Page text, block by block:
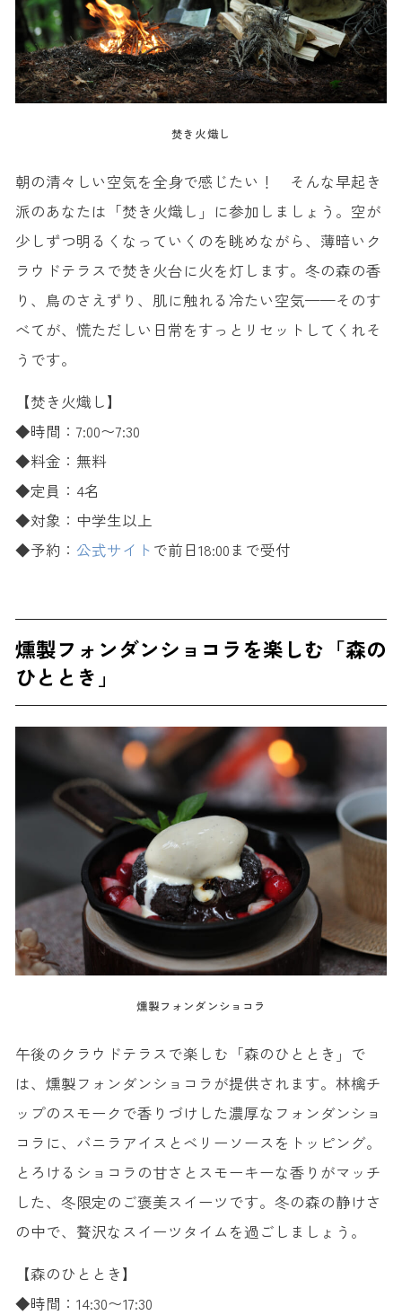
焚き火熾し
朝の清々しい空気を全身で感じたい！ そんな早起き
派のあなたは「焚き火熾し」に参加しましょう。空が
少しずつ明るくなっていくのを眺めながら、薄暗いク
ラウドテラスで焚き火台に火を灯します。冬の森の香
り、鳥のさえずり、肌に触れる冷たい空気——そのす
べてが、慌ただしい日常をすっとリセットしてくれそ
うです。
【焚き火熾し】
◆時間：7:00〜7:30
◆料金：無料
◆定員：4名
◆対象：中学生以上
◆予約： 公式サイト で前日18:00まで受付
燻製フォンダンショコラを楽しむ「森の
ひととき」
燻製フォンダンショコラ
午後のクラウドテラスで楽しむ「森のひととき」で
は、燻製フォンダンショコラが提供されます。林檎チ
ップのスモークで香りづけした濃厚なフォンダンショ
コラに、バニラアイスとベリーソースをトッピング。
とろけるショコラの甘さとスモーキーな香りがマッチ
した、冬限定のご褒美スイーツです。冬の森の静けさ
の中で、贅沢なスイーツタイムを過ごしましょう。
【森のひととき】
◆時間：14:30〜17:30